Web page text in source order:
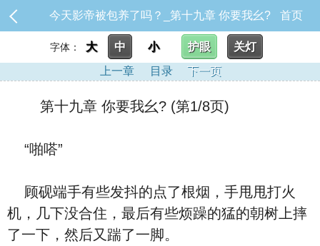
今天影帝被包养了吗？_第十九章 你要我幺? 首页
字体： 大 中 小 护眼
关灯
上一章
目录 下一页
第十九章 你要我幺? (第1/8页)
“啪嗒”
顾砚端手有些发抖的点了根烟，手甩甩打火
机，几下没合住，最后有些烦躁的猛的朝树上摔
了一下，然后又踹了一脚。